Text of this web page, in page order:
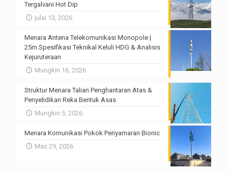
Tergalvani Hot Dip
julai 13, 2026
Menara Antena Telekomunikasi Monopole |
25m Spesifikasi Teknikal Keluli HDG & Analisis
Kejuruteraan
Mungkin 16, 2026
Struktur Menara Talian Penghantaran Atas &
Penyelidikan Reka Bentuk Asas
Mungkin 5, 2026
Menara Komunikasi Pokok Penyamaran Bionic
Mac 29, 2026